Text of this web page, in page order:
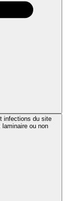
infections du site
ou non